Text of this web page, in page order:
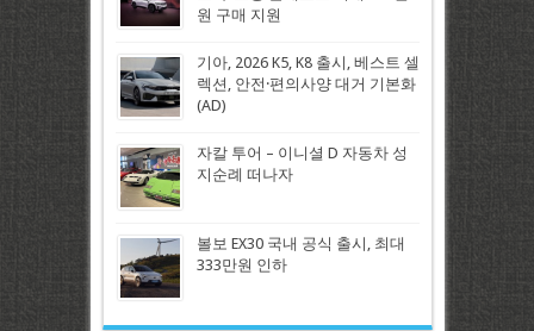
원 구매 지원
기아, 2026 K5, K8 출시, 베스트 셀
렉션, 안전·편의사양 대거 기본화
(AD)
자칼 투어 – 이니셜 D 자동차 성
지순례 떠나자
볼보 EX30 국내 공식 출시, 최대
333만원 인하